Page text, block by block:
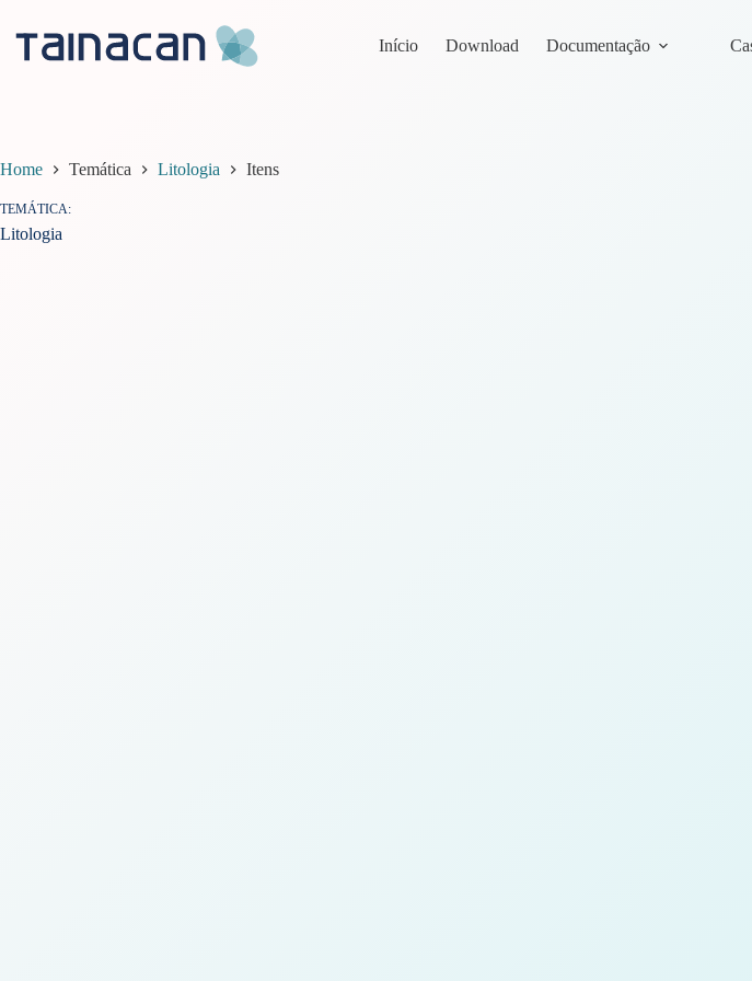
conteúdo
Início Download Documentação
Home Temática Litologia Itens
TEMÁTICA
Litologia